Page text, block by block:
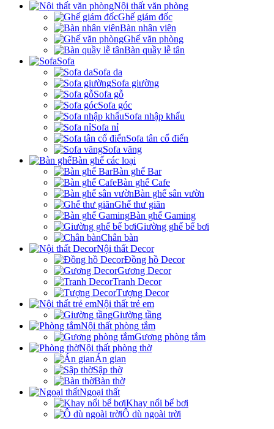
Nội thất văn phòng
Ghế giám đốc
Bàn nhân viên
Ghế văn phòng
Bàn quầy lễ tân
Sofa
Sofa da
Sofa giường
Sofa gỗ
Sofa góc
Sofa nhập khẩu
Sofa nỉ
Sofa tân cổ điển
Sofa văng
Bàn ghế các loại
Bàn ghế Bar
Bàn ghế Cafe
Bàn ghế sân vườn
Ghế thư giãn
Bàn ghế Gaming
Giường ghế bể bơi
Chân bàn
Nội thất Decor
Đồng hồ Decor
Gương Decor
Tranh Decor
Tượng Decor
Nội thất trẻ em
Giường tầng
Nội thất phòng tắm
Gương phòng tắm
Nội thất phòng thờ
Án gian
Sập thờ
Bàn thờ
Ngoại thất
Khay nổi bể bơi
Ô dù ngoài trời